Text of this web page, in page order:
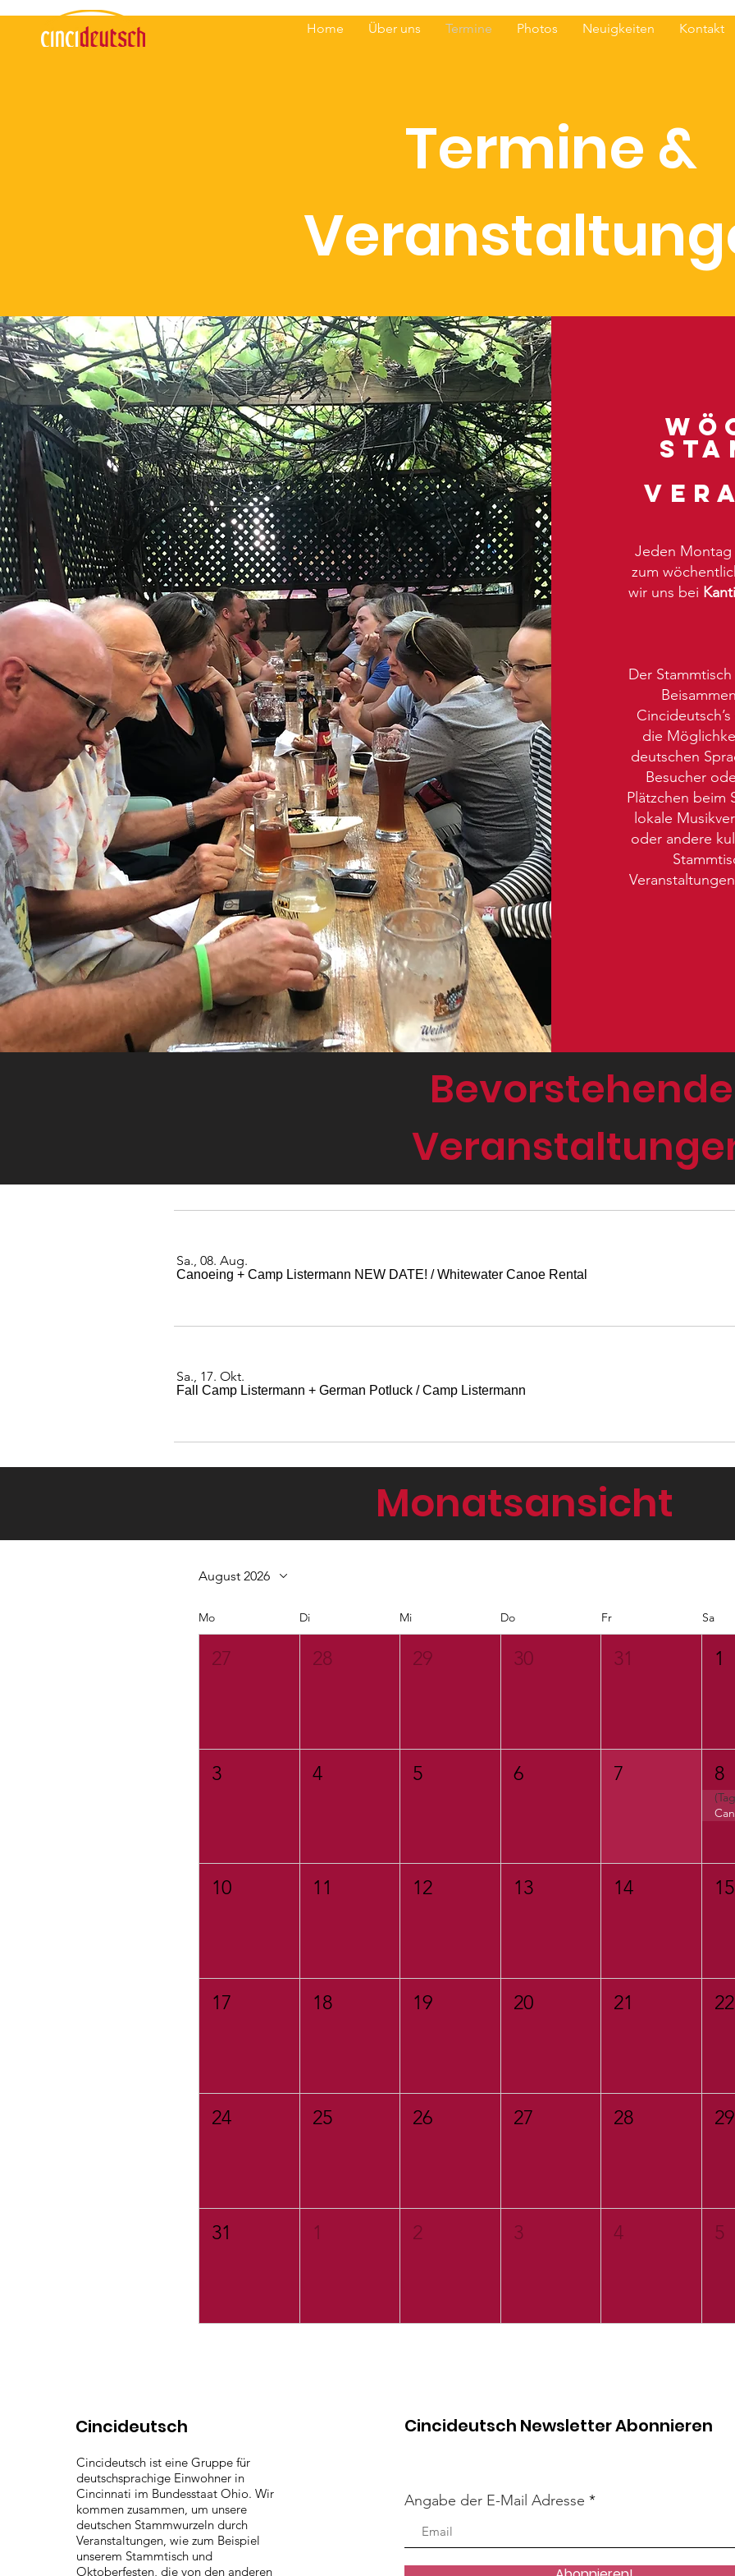
Home Über uns Termine Photos Neuigkeiten Kontakt
Termine &
Jeden
zum
wir uns bei
Der
die
deutschen
Besucher
Plätzchen beim
lokale
oder andere
Bevorstehende
Sa., 08. Aug.
Canoeing + Camp Listermann NEW DATE! /Whitewater Canoe Rental
Sa., 17. Okt.
Fall Camp Listermann + German Potluck /Camp Listermann
Monatsansicht
August 2026
Mo Di Mi Do Fr Sa
27 28 29 30 31 1
3 4 5 6 7 8
10 11 12 13 14 15
17 18 19 20 21 22
24 25 26 27 28 29
31 1 2 3 4 5
Cincideutsch
Cincideutsch ist eine Gruppe für
deutschsprachige Einwohner in
Cincinnati im Bundesstaat Ohio. Wir
kommen zusammen, um unsere
deutschen Stammwurzeln durch
Veranstaltungen, wie zum Beispiel
unserem Stammtisch und
Oktoberfesten, die von den anderen
Cincideutsch Newsletter Abonnieren
Angabe der E-Mail Adresse